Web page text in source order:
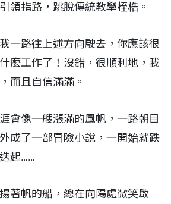
領指路，跳脫傳統教學桎梏。
一路往上述方向駛去，你應該很
麼工作了！沒錯，很順利地，我
而且自信滿滿。
會像一艘漲滿的風帆，一路朝目
成了一部冒險小說，一開始就跌
起……
著帆的船，總在向陽處微笑啟